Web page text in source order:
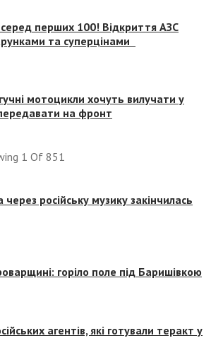
перших 100! Відкриття АЗС
та суперцінами
мотоцикли хочуть вилучати у
на фронт
1 Of 851
через російську музику закінчилась
горіло поле під Баришівкою
агентів, які готували теракт у